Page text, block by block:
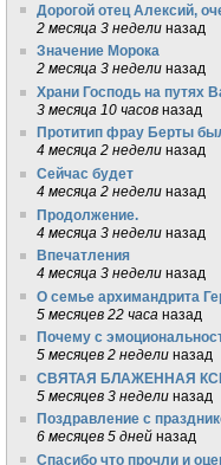
Дорогой отец Алексий,
2 месяца 3 недели назад
Значение Морока
2 месяца 3 недели назад
Храни Господь на путях
3 месяца 10 часов назад
Протитип фрау Берты
4 месяца 2 недели назад
Сейчас будет
4 месяца 2 недели назад
Продолжение.
4 месяца 3 недели назад
Впечатления
4 месяца 3 недели назад
О семье архимандрита
5 месяцев 22 часа назад
Почему с
5 месяцев 2 недели назад
СВЯТАЯ БЛАЖЕННАЯ
5 месяцев 3 недели назад
Поздравление с
6 месяцев 5 дней назад
Спасибо что прочли и